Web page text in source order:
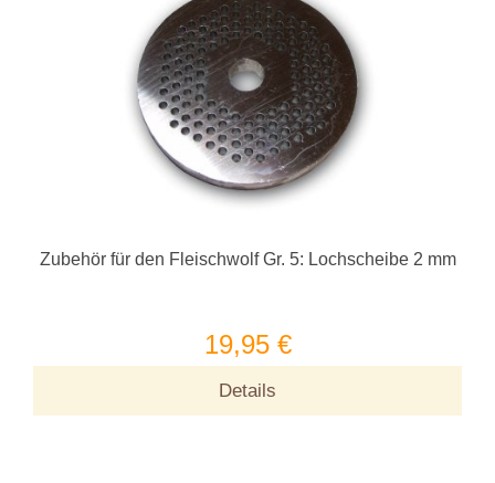
Zubehör für den Fleischwolf Gr. 5: Lochscheibe 2 mm
19,95 €
Details